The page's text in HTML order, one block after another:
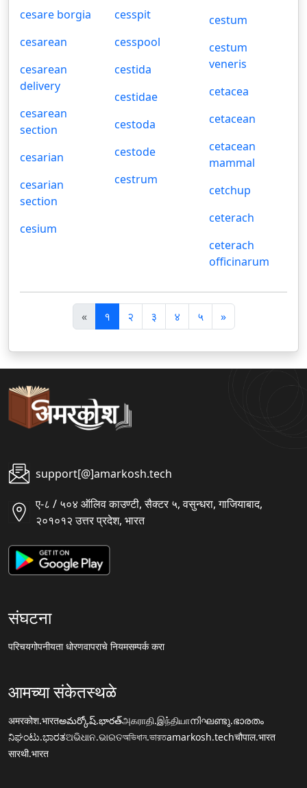
cesare borgia
cesarean
cesarean
delivery
cesarean
section
cesarian
cesarian
section
cesium
cesspit
cesspool
cestida
cestidae
cestoda
cestode
cestrum
cestum
cestum
veneris
cetacea
cetacean
cetacean
mammal
cetchup
ceterach
ceterach
officinarum
«पि
छ
ला
१ २ ३ ४ ५ »अ
ग
ला
support[@]amarkosh.tech
ए-८ / ५०४ ऑलिव काउण्टी, सैक्टर ५, वसुन्धरा, गाजियाबाद,
२०१०१२ उत्तर प्रदेश, भारत
संघटना
परिचयगोपनीयता धोरणवापराचे नियमसम्पर्क करा
आमच्या संकेतस्थळे
अमरकोश.भारतఅమర్కోష్.భారత్அகராதி.இந்தியாനിഘണ്ടു.ഭാരതം
ನಿಘಂಟು.ಭಾರತଅଭିଧାନ.ଭାରତঅভিধান.ভারতamarkosh.techचौपाल.भारत
सारथी.भारत